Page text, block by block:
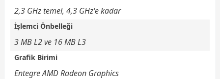
2,3 GHz temel, 4,3 GHz'e kadar
İşlemci Önbelleği
3 MB L2 ve 16 MB L3
Grafik Birimi
Entegre AMD Radeon Graphics